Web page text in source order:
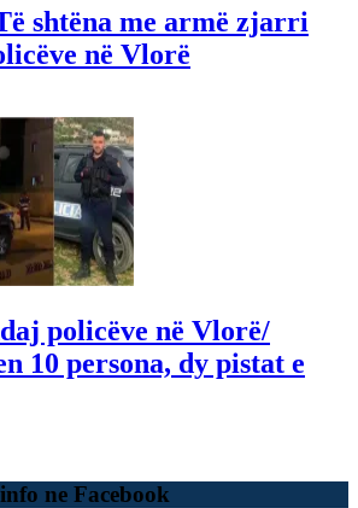
shtëna me armë zjarri
në Vlorë
policëve në Vlorë/
10 persona, dy pistat e
ne Facebook